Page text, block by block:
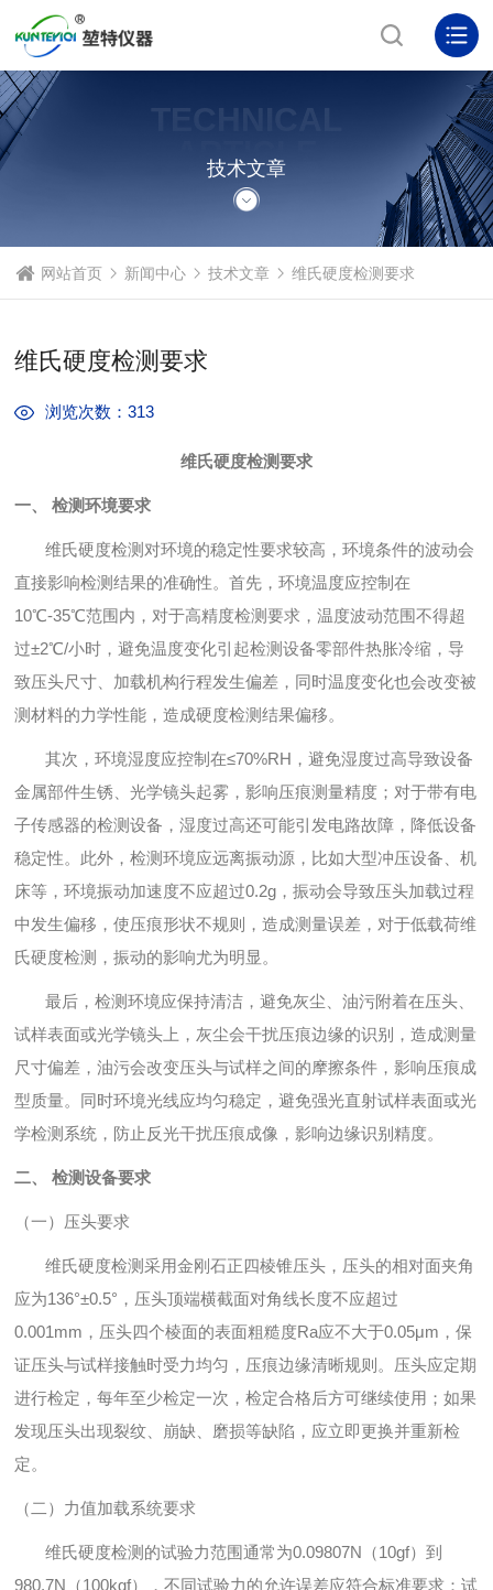
ARTICLE
技术文章
网站首页 新闻中心 技术文章 维氏硬度检测要求
维氏硬度检测要求
浏览次数：313
维氏硬度检测要求
一、 检测环境要求
维氏硬度检测对环境的稳定性要求较高，环境条件的波动会
直接影响检测结果的准确性。首先，环境温度应控制在
10℃-35℃范围内，对于高精度检测要求，温度波动范围不得超
过±2℃/小时，避免温度变化引起检测设备零部件热胀冷缩，导
致压头尺寸、加载机构行程发生偏差，同时温度变化也会改变被
测材料的力学性能，造成硬度检测结果偏移。
其次，环境湿度应控制在≤70%RH，避免湿度过高导致设备
金属部件生锈、光学镜头起雾，影响压痕测量精度；对于带有电
子传感器的检测设备，湿度过高还可能引发电路故障，降低设备
稳定性。此外，检测环境应远离振动源，比如大型冲压设备、机
床等，环境振动加速度不应超过0.2g，振动会导致压头加载过程
中发生偏移，使压痕形状不规则，造成测量误差，对于低载荷维
氏硬度检测，振动的影响尤为明显。
最后，检测环境应保持清洁，避免灰尘、油污附着在压头、
试样表面或光学镜头上，灰尘会干扰压痕边缘的识别，造成测量
尺寸偏差，油污会改变压头与试样之间的摩擦条件，影响压痕成
型质量。同时环境光线应均匀稳定，避免强光直射试样表面或光
学检测系统，防止反光干扰压痕成像，影响边缘识别精度。
二、 检测设备要求
（一）压头要求
维氏硬度检测采用金刚石正四棱锥压头，压头的相对面夹角
应为136°±0.5°，压头顶端横截面对角线长度不应超过
0.001mm，压头四个棱面的表面粗糙度Ra应不大于0.05μm，保
证压头与试样接触时受力均匀，压痕边缘清晰规则。压头应定期
进行检定，每年至少检定一次，检定合格后方可继续使用；如果
发现压头出现裂纹、崩缺、磨损等缺陷，应立即更换并重新检
定。
（二）力值加载系统要求
维氏硬度检测的试验力范围通常为0.09807N（10gf）到
980.7N（100kgf），不同试验力的允许误差应符合标准要求：试